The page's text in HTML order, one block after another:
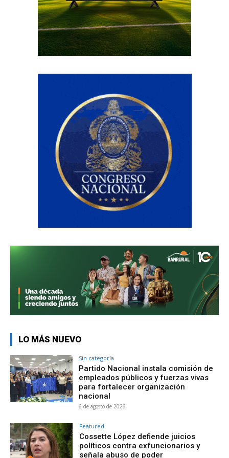
LO MÁS NUEVO
Sin categoría
Partido Nacional instala comisión de
empleados públicos y fuerzas vivas
para fortalecer organización
nacional
6 de agosto de 2026
Featured
Cossette López defiende juicios
políticos contra exfuncionarios y
señala abuso de poder